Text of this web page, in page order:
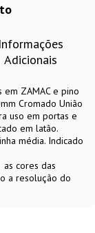
Informações
Adicionais
ZAMAC e pino
Cromado União
uso em portas e
em latão.
média. Indicado
as cores das
a resolução do